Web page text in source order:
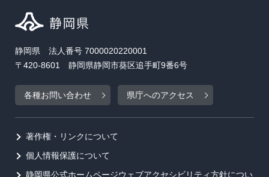
静岡県 法人番号 7000020220001
〒420-8601 静岡県静岡市葵区追手町9番6号
各種お問い合わせ 県庁へのアクセス
著作権・リンクについて
個人情報保護について
静岡県公式ホームページウェブアクセシビリティ方針につい